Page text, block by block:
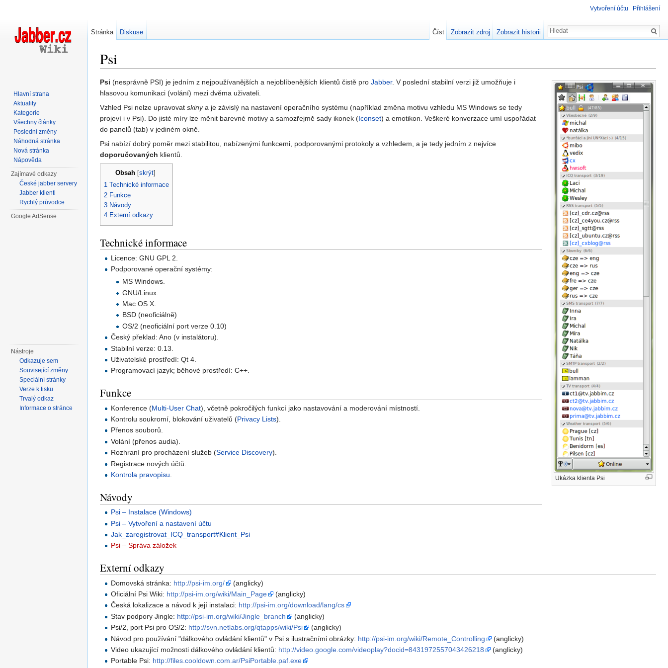
Psi
Ukázka klienta Psi
Psi (nesprávně PSI) je jedním z nejpoužívanějších a nejoblíbenějších klientů čistě pro Jabber. V poslední stabilní verzi již umožňuje i
hlasovou komunikaci (volání) mezi dvěma uživateli.
Vzhled Psi nelze upravovat skinya je závislý na nastavení operačního systému (například změna motivu vzhledu MS Windows se tedy
projeví i v Psi). Do jisté míry lze měnit barevné motivy a samozřejmě sady ikonek (Iconset) a emotikon. Veškeré konverzace umí uspořádat
do panelů (tab) v jediném okně.
Psi nabízí dobrý poměr mezi stabilitou, nabízenými funkcemi, podporovanými protokoly a vzhledem, a je tedy jedním z nejvíce
doporučovaných klientů.
Obsah skrýt
1 Technické informace
2 Funkce
3 Návody
4 Externí odkazy
Technické informace
Licence: GNU GPL 2.
Podporované operační systémy:
MS Windows.
GNU/Linux.
Mac OS X.
BSD (neoficiálně)
OS/2 (neoficiální port verze 0.10)
Český překlad: Ano (v instalátoru).
Stabilní verze: 0.13.
Uživatelské prostředí: Qt 4.
Programovací jazyk; běhové prostředí: C++.
Funkce
Konference (Multi-User Chat), včetně pokročilých funkcí jako nastavování a moderování místností.
Kontrolu soukromí, blokování uživatelů (Privacy Lists).
Přenos souborů.
Volání (přenos audia).
Rozhraní pro procházení služeb (Service Discovery).
Registrace nových účtů.
Kontrola pravopisu
Návody
Psi – Instalace (Windows)
Psi – Vytvoření a nastavení účtu
Jak_zaregistrovat_ICQ_transport#Klient_Psi
Psi – Správa záložek
Externí odkazy
Domovská stránka: http://psi-im.org/
(anglicky)
Oficiální Psi Wiki: http://psi-im.org/wiki/Main_Page
(anglicky)
Česká lokalizace a návod k její instalaci: http://psi-im.org/download/lang/cs
Stav podpory Jingle: http://psi-im.org/wiki/Jingle_branch
(anglicky)
Psi/2, port Psi pro OS/2: http://svn.netlabs.org/qtapps/wiki/Psi
(anglicky)
Návod pro používání "dálkového ovládání klientů" v Psi s ilustračními obrázky: http://psi-im.org/wiki/Remote_Controlling
(anglicky)
Video ukazující možnosti dálkového ovládání klientů: http://video.google.com/videoplay?docid=8431972557043426218
(anglicky)
Portable Psi: http://files.cooldown.com.ar/PsiPortable.paf.exe
Vytvoření účtu Přihlášení
Stránka Diskuse Číst Zobrazit zdroj Zobrazit historii
Hlavní strana
Aktuality
Kategorie
Všechny články
Poslední změny
Náhodná stránka
Nová stránka
Nápověda
Zajímavé odkazy
České jabber servery
Jabber klienti
Rychlý průvodce
Google AdSense
Nástroje
Odkazuje sem
Související změny
Speciální stránky
Verze k tisku
Trvalý odkaz
Informace o stránce